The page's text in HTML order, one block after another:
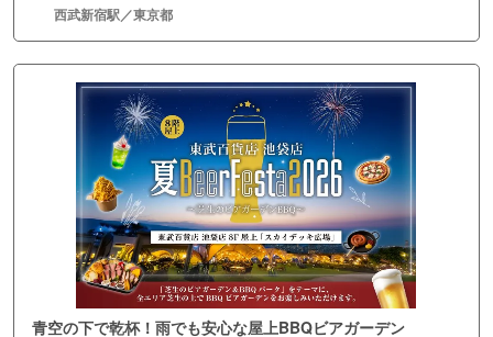
西武新宿駅／東京都
青空の下で乾杯！雨でも安心な屋上BBQビアガーデン